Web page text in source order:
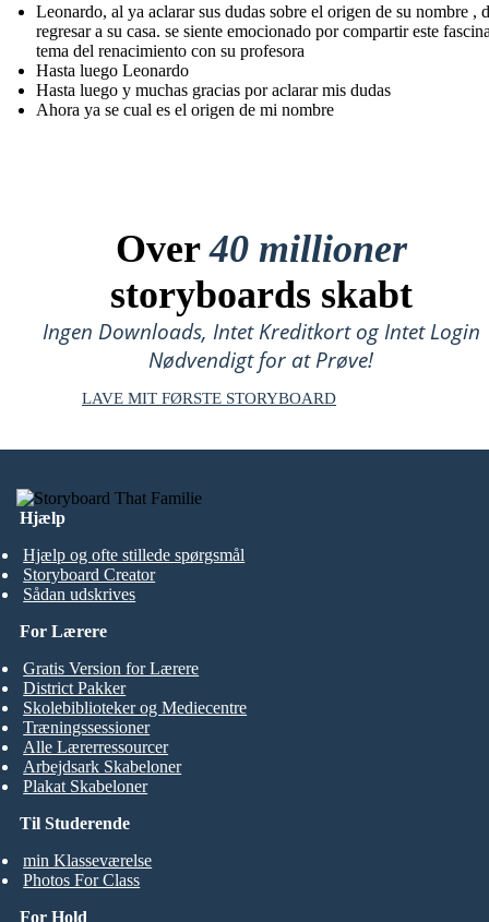
Leonardo, al ya aclarar sus dudas sobre el origen de su nombre ,
regresar a su casa. se siente emocionado por compartir este
tema del renacimiento con su profesora
Hasta luego Leonardo
Hasta luego y muchas gracias por aclarar mis dudas
Ahora ya se cual es el origen de mi nombre
Over40 millioner
storyboards skabt
Ingen Downloads, Intet Kreditkort og Intet Login
Nødvendigt for at Prøve!
LAVE MIT FØRSTE STORYBOARD
Hjælp
Hjælp og ofte stillede spørgsmål
Storyboard Creator
Sådan udskrives
Til Studerende
min Klasseværelse
Photos For Class
For Lærere
Gratis Version for Lærere
District Pakker
Skolebiblioteker og Mediecentre
Træningssessioner
Alle Lærerressourcer
Arbejdsark Skabeloner
Plakat Skabeloner
For Hold